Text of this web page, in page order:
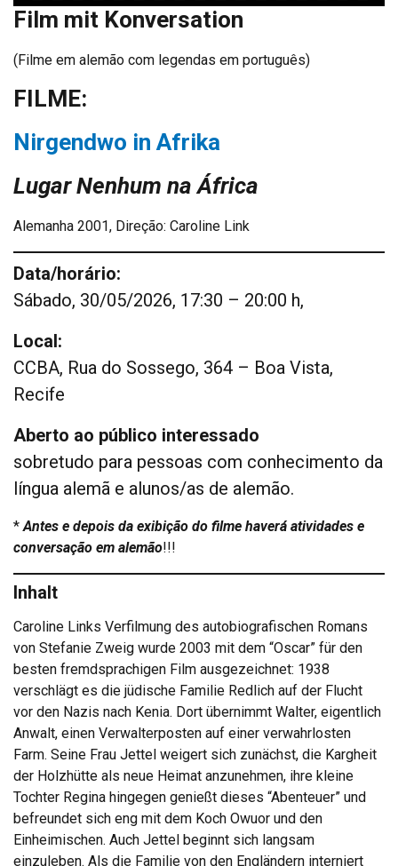
Film mit Konversation
(Filme em alemão com legendas em português)
FILME:
Nirgendwo in Afrika
Lugar Nenhum na África
Alemanha 2001, Direção: Caroline Link
Data/horário:
Sábado, 30/05/2026, 17:30 – 20:00 h,
Local:
CCBA, Rua do Sossego, 364 – Boa Vista,
Recife
Aberto ao público interessado
sobretudo para pessoas com conhecimento da
língua alemã e alunos/as de alemão.
*Antes e depois da exibição do filme haverá atividades e
conversação em alemão!!!
Inhalt
Caroline Links Verfilmung des autobiografischen Romans
von Stefanie Zweig wurde 2003 mit dem “Oscar” für den
besten fremdsprachigen Film ausgezeichnet: 1938
verschlägt es die jüdische Familie Redlich auf der Flucht
vor den Nazis nach Kenia. Dort übernimmt Walter, eigentlich
Anwalt, einen Verwalterposten auf einer verwahrlosten
Farm. Seine Frau Jettel weigert sich zunächst, die Kargheit
der Holzhütte als neue Heimat anzunehmen, ihre kleine
Tochter Regina hingegen genießt dieses “Abenteuer” und
befreundet sich eng mit dem Koch Owuor und den
Einheimischen. Auch Jettel beginnt sich langsam
einzuleben. Als die Familie von den Engländern interniert